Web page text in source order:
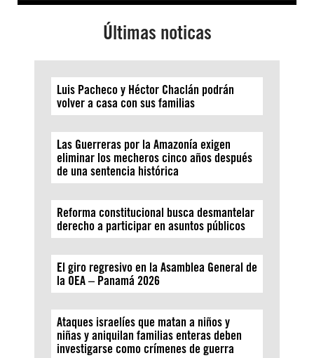
Últimas noticas
Luis Pacheco y Héctor Chaclán podrán
volver a casa con sus familias
Las Guerreras por la Amazonía exigen
eliminar los mecheros cinco años después
de una sentencia histórica
Reforma constitucional busca desmantelar
derecho a participar en asuntos públicos
El giro regresivo en la Asamblea General de
la OEA – Panamá 2026
Ataques israelíes que matan a niños y
niñas y aniquilan familias enteras deben
investigarse como crímenes de guerra